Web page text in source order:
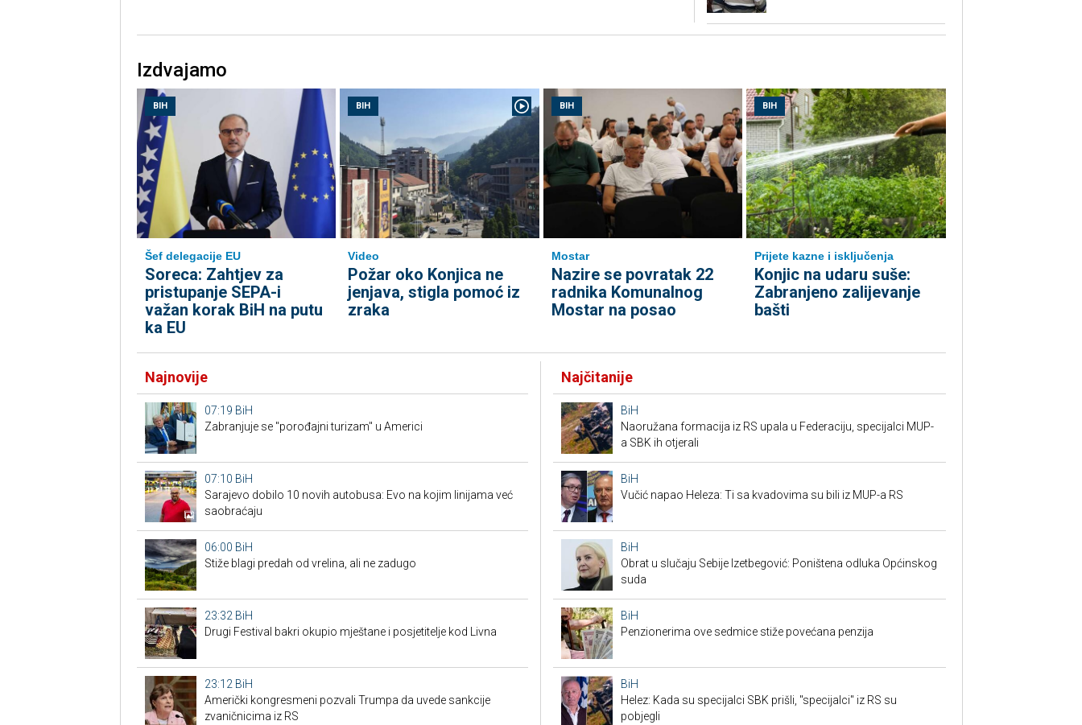
Izdvajamo
BIH
Šef delegacije EU
Soreca: Zahtjev za
pristupanje SEPA-i
važan korak BiH na putu
ka EU
BIH
Video
Požar oko Konjica ne
jenjava, stigla pomoć iz
zraka
BIH
Mostar
Nazire se povratak 22
radnika Komunalnog
Mostar na posao
BIH
Prijete kazne i isključenja
Konjic na udaru suše:
Zabranjeno zalijevanje
bašti
Najnovije
07:19 BiH
Zabranjuje se "porođajni turizam" u Americi
07:10 BiH
Sarajevo dobilo 10 novih autobusa: Evo na kojim linijama već
saobraćaju
06:00 BiH
Stiže blagi predah od vrelina, ali ne zadugo
23:32 BiH
Drugi Festival bakri okupio mještane i posjetitelje kod Livna
23:12 BiH
Američki kongresmeni pozvali Trumpa da uvede sankcije
zvaničnicima iz RS
Najčitanije
BiH
Naoružana formacija iz RS upala u Federaciju, specijalci MUP-
a SBK ih otjerali
BiH
Vučić napao Heleza: Ti sa kvadovima su bili iz MUP-a RS
BiH
Obrat u slučaju Sebije Izetbegović: Poništena odluka Općinskog
suda
BiH
Penzionerima ove sedmice stiže povećana penzija
BiH
Helez: Kada su specijalci SBK prišli, "specijalci" iz RS su
pobjegli